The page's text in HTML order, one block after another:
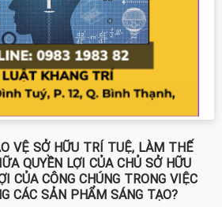
VỆ SỞ HỮU TRÍ TUỆ, LÀM THẾ
QUYỀN LỢI CỦA CHỦ SỞ HỮU
CỦA CÔNG CHÚNG TRONG VIỆC
CÁC SẢN PHẨM SÁNG TẠO?